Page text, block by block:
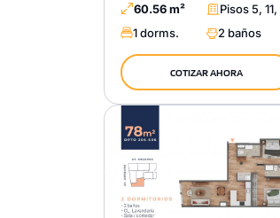
60.56 m²
Pisos 5, 11,
1 dorms.
2 baños
COTIZAR AHORA